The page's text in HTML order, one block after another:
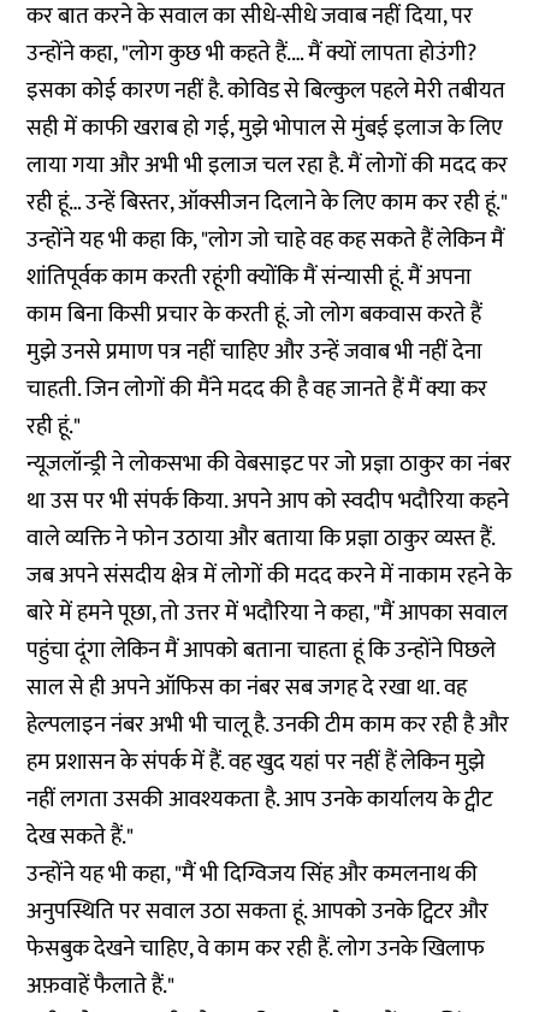
कर बात करने के सवाल का सीधे-सीधे जवाब नहीं दिया, पर
उन्होंने कहा, "लोग कुछ भी कहते हैं.… मैं क्यों लापता होउंगी?
इसका कोई कारण नहीं है. कोविड से बिल्कुल पहले मेरी तबीयत
सही में काफी खराब हो गई, मुझे भोपाल से मुंबई इलाज के लिए
लाया गया और अभी भी इलाज चल रहा है. मैं लोगों की मदद कर
रही हूं… उन्हें बिस्तर, ऑक्सीजन दिलाने के लिए काम कर रही हूं."
उन्होंने यह भी कहा कि, "लोग जो चाहे वह कह सकते हैं लेकिन मैं
शांतिपूर्वक काम करती रहूंगी क्योंकि मैं संन्यासी हूं. मैं अपना
काम बिना किसी प्रचार के करती हूं. जो लोग बकवास करते हैं
मुझे उनसे प्रमाण पत्र नहीं चाहिए और उन्हें जवाब भी नहीं देना
चाहती. जिन लोगों की मैंने मदद की है वह जानते हैं मैं क्या कर
रही हूं."
न्यूजलॉन्ड्री ने लोकसभा की वेबसाइट पर जो प्रज्ञा ठाकुर का नंबर
था उस पर भी संपर्क किया. अपने आप को स्वदीप भदौरिया कहने
वाले व्यक्ति ने फोन उठाया और बताया कि प्रज्ञा ठाकुर व्यस्त हैं.
जब अपने संसदीय क्षेत्र में लोगों की मदद करने में नाकाम रहने के
बारे में हमने पूछा, तो उत्तर में भदौरिया ने कहा, "मैं आपका सवाल
पहुंचा दूंगा लेकिन मैं आपको बताना चाहता हूं कि उन्होंने पिछले
साल से ही अपने ऑफिस का नंबर सब जगह दे रखा था. वह
हेल्पलाइन नंबर अभी भी चालू है. उनकी टीम काम कर रही है और
हम प्रशासन के संपर्क में हैं. वह खुद यहां पर नहीं हैं लेकिन मुझे
नहीं लगता उसकी आवश्यकता है. आप उनके कार्यालय के ट्वीट
देख सकते हैं."
उन्होंने यह भी कहा, "मैं भी दिग्विजय सिंह और कमलनाथ की
अनुपस्थिति पर सवाल उठा सकता हूं. आपको उनके ट्विटर और
फेसबुक देखने चाहिए, वे काम कर रही हैं. लोग उनके खिलाफ
अफ़वाहें फैलाते हैं."